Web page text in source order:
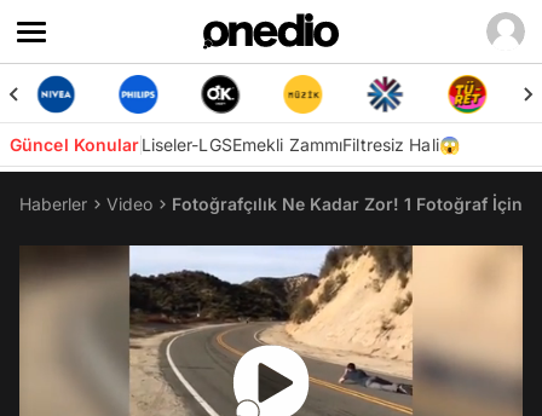
Güncel KonularLiseler-LGSEmekli ZammıFiltresiz Hali😱
Haberler Video Fotoğrafçılık Ne Kadar Zor! 1 Fotoğraf İçin